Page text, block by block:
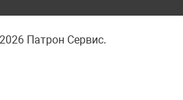
Патрон Сервис.